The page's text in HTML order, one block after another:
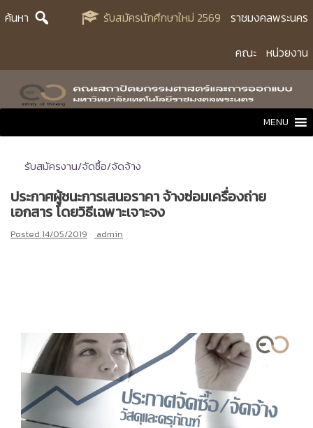
Skipค้นหา รับสมัครนักศึกษาใหม่ 2569 ราชมงคลพระนคร
คณะ หน่วยงาน
MENU
รับสมัครงาน/จัดซื้อ/จัดจ้าง
ประกาศผู้ชนะการเสนอราคา จ้างซ่อมเครื่องถ่าย
เอกสาร โดยวิธีเฉพาะเจาะจง
Posted 14/05/2019 admin